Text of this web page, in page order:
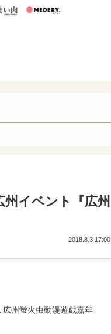
パン うまい肉
州イベント『広州
2018.8.3 17:00
州蛍火虫動漫遊戯嘉年